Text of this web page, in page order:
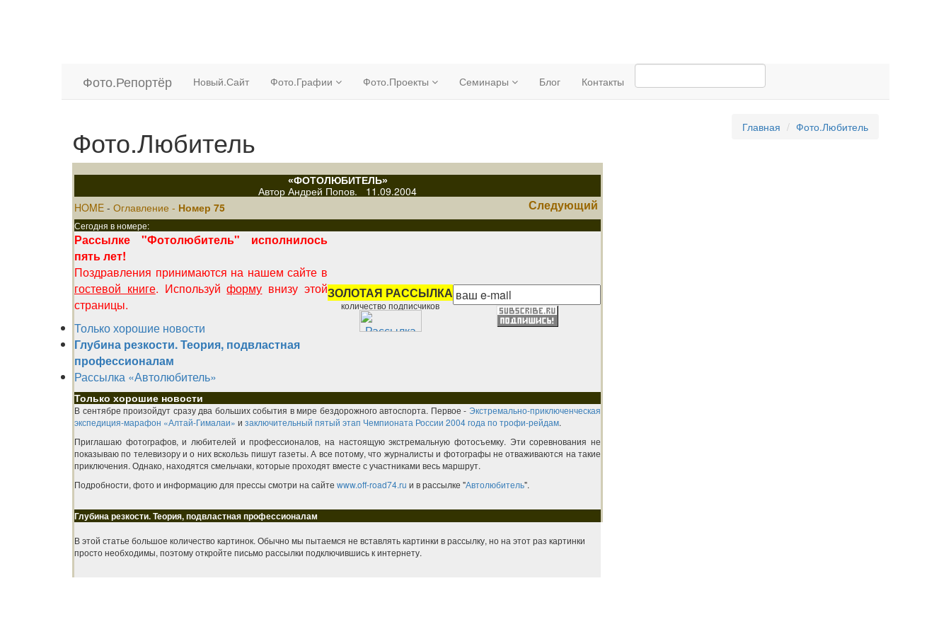
Фото.Репортёр Новый.Сайт Фото.Графии Фото.Проекты Семинары Блог Контакты
Фото.Любитель Главная Фото.Любитель
«ФОТОЛЮБИТЕЛЬ»
Автор Андрей Попов.
11.09.2004
HOME - Оглавление - Номер 75 Следующий
Сегодня в номере:
Рассылке "Фотолюбитель" исполнилось
пять лет!
Поздравления принимаются на нашем сайте в
гостевой книге. Используйформу внизу этой
страницы.
Только хорошие новости
Глубина резкости. Теория, подвластная
профессионалам
Рассылка «Автолюбитель»
ЗОЛОТАЯ РАССЫЛКА
количество подписчиков
Только хорошие новости
В сентябре произойдут сразу два больших события в мире бездорожного автоспорта. Первое - Экстремально-приключенческая
экспедиция-марафон «Алтай-Гималаи» и заключительный пятый этап Чемпионата России 2004 года по трофи-рейдам.
Приглашаю фотографов, и любителей и профессионалов, на настоящую экстремальную фотосъемку. Эти соревнования не
показываю по телевизору и о них вскользь пишут газеты. А все потому, что журналисты и фотографы не отваживаются на такие
приключения. Однако, находятся смельчаки, которые проходят вместе с участниками весь маршрут.
Подробности, фото и информацию для прессы смотри на сайте www.off-road74.ru и в рассылке "Автолюбитель".
Глубина резкости. Теория, подвластная профессионалам
В этой статье большое количество картинок. Обычно мы пытаемся не вставлять картинки в рассылку, но на этот раз картинки
просто необходимы, поэтому откройте письмо рассылки подключившись к интернету.